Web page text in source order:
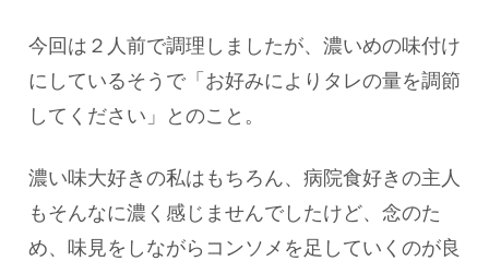
今回は２人前で調理しましたが、濃いめの味付け
にしているそうで「お好みによりタレの量を調節
してください」とのこと。
濃い味大好きの私はもちろん、病院食好きの主人
もそんなに濃く感じませんでしたけど、念のた
め、味見をしながらコンソメを足していくのが良